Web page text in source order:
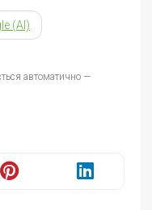
(AI)
автоматично —